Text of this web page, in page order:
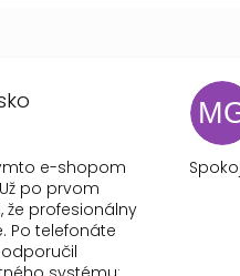
obchodu je 1 z 5
e-shopom
po prvom
že profesionálny
Po telefonáte